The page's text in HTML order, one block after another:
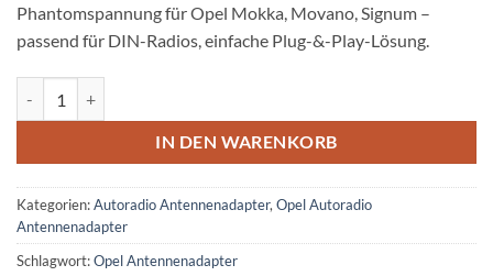
Phantomspannung für Opel Mokka, Movano, Signum –
passend für DIN-Radios, einfache Plug-&-Play-Lösung.
IN DEN WARENKORB
Kategorien:Autoradio Antennenadapter, Opel Autoradio
Antennenadapter
Schlagwort:Opel Antennenadapter